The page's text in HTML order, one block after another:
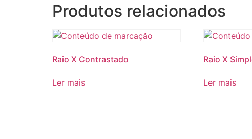
Produtos relacionados
Raio X Contrastado
Ler mais
Raio X
Ler mais